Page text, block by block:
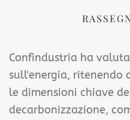
Confindustria ha
sull'energia, ritenendo
le dimensioni chiave
decarbonizzazione,